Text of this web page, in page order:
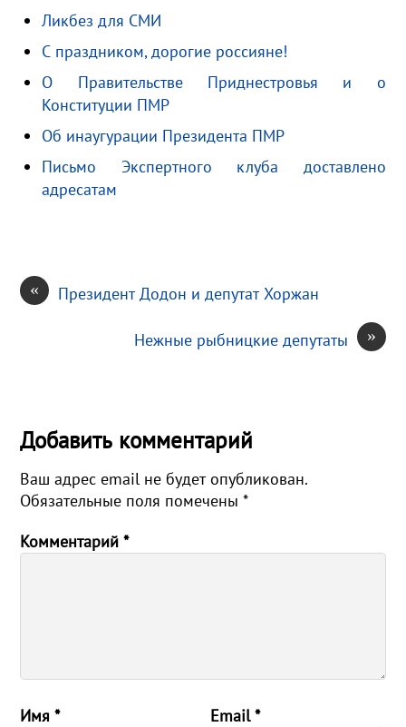
m
a
s
s
i
R
п
р
а
и
Ликбез для СМИ
С праздником, дорогие россияне!
О Правительстве Приднестровья и о
Конституции ПМР
Об инаугурации Президента ПМР
Письмо Экспертного клуба доставлено
адресатам
« Президент Додон и депутат Хоржан
»
Нежные рыбницкие депутаты
Добавить комментарий
Ваш адрес email не будет опубликован.
Обязательные поля помечены*
Комментарий*
Имя* Email*